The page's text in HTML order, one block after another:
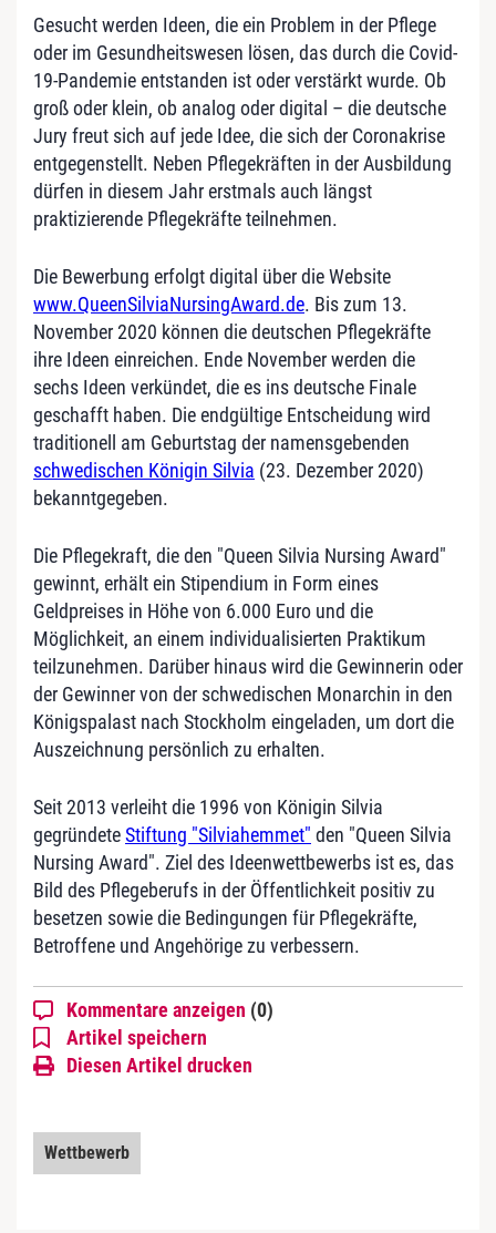
Gesucht werden Ideen, die ein Problem in der Pflege
oder im Gesundheitswesen lösen, das durch die Covid-
19-Pandemie entstanden ist oder verstärkt wurde. Ob
groß oder klein, ob analog oder digital – die deutsche
Jury freut sich auf jede Idee, die sich der Coronakrise
entgegenstellt. Neben Pflegekräften in der Ausbildung
dürfen in diesem Jahr erstmals auch längst
praktizierende Pflegekräfte teilnehmen.
Die Bewerbung erfolgt digital über die Website
www.QueenSilviaNursingAward.de. Bis zum 13.
November 2020 können die deutschen Pflegekräfte
ihre Ideen einreichen. Ende November werden die
sechs Ideen verkündet, die es ins deutsche Finale
geschafft haben. Die endgültige Entscheidung wird
traditionell am Geburtstag der namensgebenden
schwedischen Königin Silvia (23. Dezember 2020)
bekanntgegeben.
Die Pflegekraft, die den "Queen Silvia Nursing Award"
gewinnt, erhält ein Stipendium in Form eines
Geldpreises in Höhe von 6.000 Euro und die
Möglichkeit, an einem individualisierten Praktikum
teilzunehmen. Darüber hinaus wird die Gewinnerin oder
der Gewinner von der schwedischen Monarchin in den
Königspalast nach Stockholm eingeladen, um dort die
Auszeichnung persönlich zu erhalten.
Seit 2013 verleiht die 1996 von Königin Silvia
gegründeteStiftung "Silviahemmet" den "Queen Silvia
Nursing Award". Ziel des Ideenwettbewerbs ist es, das
Bild des Pflegeberufs in der Öffentlichkeit positiv zu
besetzen sowie die Bedingungen für Pflegekräfte,
Betroffene und Angehörige zu verbessern.
Kommentare anzeigen (0)
Artikel speichern
Diesen Artikel drucken
Wettbewerb